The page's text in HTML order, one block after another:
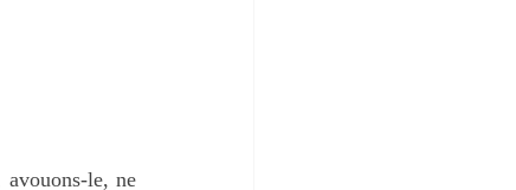
avouons-le, ne